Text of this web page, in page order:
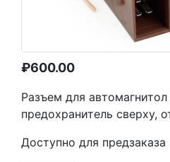
₽600.00
Разъем для автомагнитол
предохранитель сверху,
Доступно для предзаказа